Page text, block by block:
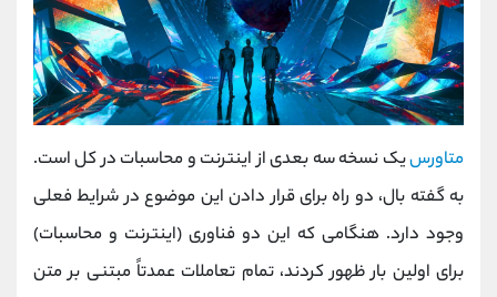
متاورسیک نسخه سه بعدی از اینترنت و محاسبات در کل است.
به گفته بال، دو راه برای قرار دادن این موضوع در شرایط فعلی
وجود دارد. هنگامی که این دو فناوری (اینترنت و محاسبات)
برای اولین بار ظهور کردند، تمام تعاملات عمدتاً مبتنی بر متن